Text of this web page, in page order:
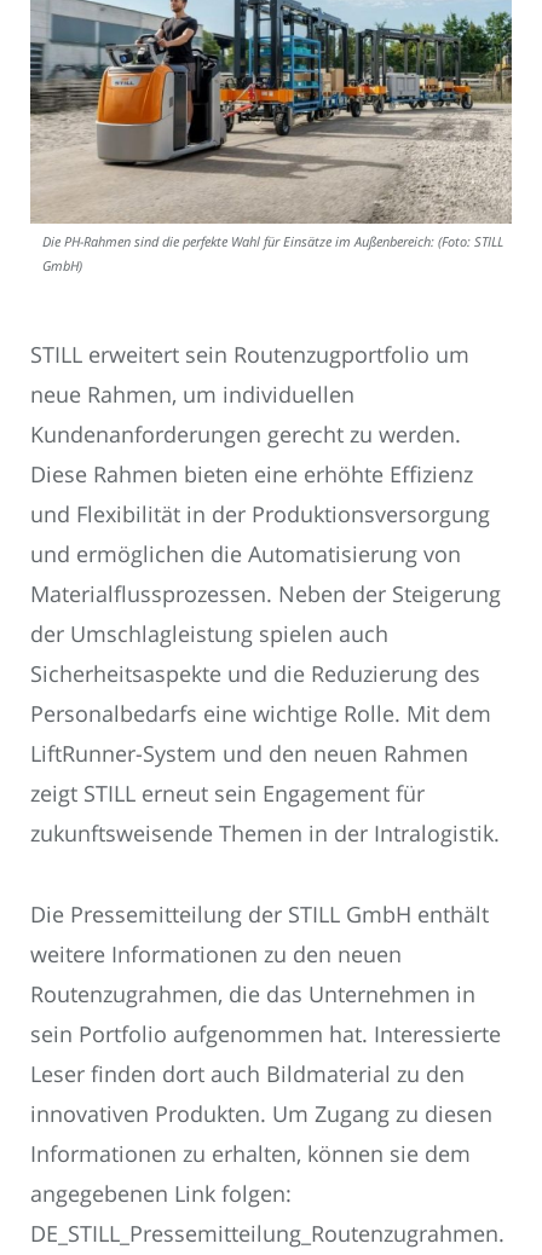
Die PH-Rahmen sind die perfekte Wahl für Einsätze im Außenbereich: (Foto: STILL
GmbH)
STILL erweitert sein Routenzugportfolio um
neue Rahmen, um individuellen
Kundenanforderungen gerecht zu werden.
Diese Rahmen bieten eine erhöhte Effizienz
und Flexibilität in der Produktionsversorgung
und ermöglichen die Automatisierung von
Materialflussprozessen. Neben der Steigerung
der Umschlagleistung spielen auch
Sicherheitsaspekte und die Reduzierung des
Personalbedarfs eine wichtige Rolle. Mit dem
LiftRunner-System und den neuen Rahmen
zeigt STILL erneut sein Engagement für
zukunftsweisende Themen in der Intralogistik.
Die Pressemitteilung der STILL GmbH enthält
weitere Informationen zu den neuen
Routenzugrahmen, die das Unternehmen in
sein Portfolio aufgenommen hat. Interessierte
Leser finden dort auch Bildmaterial zu den
innovativen Produkten. Um Zugang zu diesen
Informationen zu erhalten, können sie dem
angegebenen Link folgen:
DE_STILL_Pressemitteilung_Routenzugrahmen.